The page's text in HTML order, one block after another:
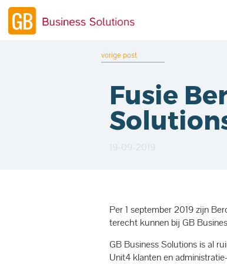
vorige post
Fusie
19-09-2019
Per 1 september 2019 zijn
terecht kunnen bij GB
GB Business Solutions is al
Unit4 klanten en